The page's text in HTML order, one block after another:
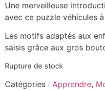
Une merveilleuse
avec ce puzzle véhicules
Les motifs adaptés aux
saisis grâce aux gros
Rupture de stock
Catégories : Apprendre,